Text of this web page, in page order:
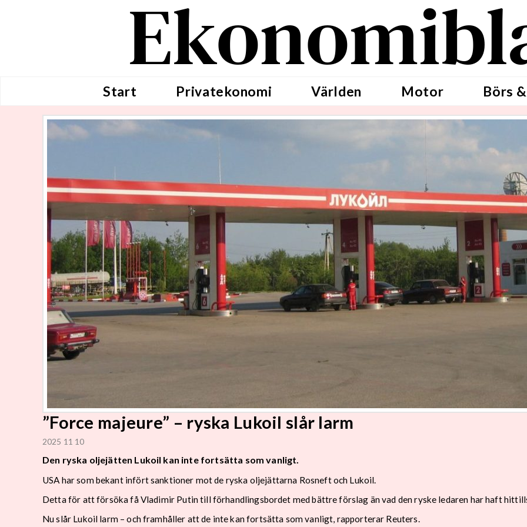
Start Privatekonomi Världen Motor Börs
”Force majeure” – ryska Lukoil slår larm
2025 11 10
Den ryska oljejätten Lukoil kan inte fortsätta som vanligt.
USA har som bekant infört sanktioner mot de ryska oljejättarna Rosneft och Lukoil.
Detta för att försöka få Vladimir Putin till förhandlingsbordet med bättre förslag än vad den ryske ledaren har haft
Nu slår Lukoil larm – och framhåller att de inte kan fortsätta som vanligt, rapporterar Reuters.